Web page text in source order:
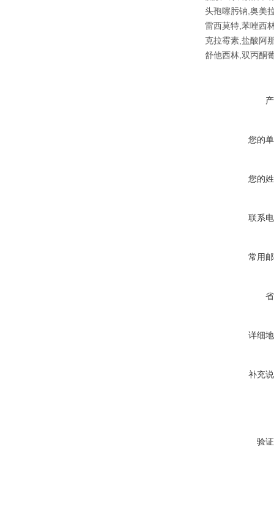
头孢噻肟钠,奥美
雷西莫特,苯唑西
克拉霉素,盐酸阿
舒他西林,双丙酮
您的
您的
联系
常用
详细
补充
验